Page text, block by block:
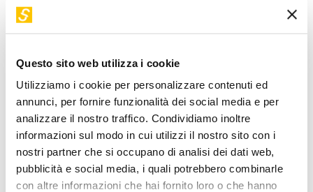
Questo sito web utilizza i cookie
Utilizziamo i cookie per personalizzare contenuti ed
annunci, per fornire funzionalità dei social media e per
analizzare il nostro traffico. Condividiamo inoltre
informazioni sul modo in cui utilizzi il nostro sito con i
nostri partner che si occupano di analisi dei dati web,
pubblicità e social media, i quali potrebbero combinarle
con altre informazioni che hai fornito loro o che hanno
motore di cambiamento positivo. Ogni incontro non sarà
solo un momento di apprendimento, ma un’opportunità per
diventare parte attiva di questo straordinario viaggio verso il
domani. Innovazione, scienza e sostenibilità non saranno
solo le parole chiave del futuro, ma le basi per costruire un
mondo migliore.
Secondo incontro: Bit, quanti e startup: dove ti
porta la fisica?